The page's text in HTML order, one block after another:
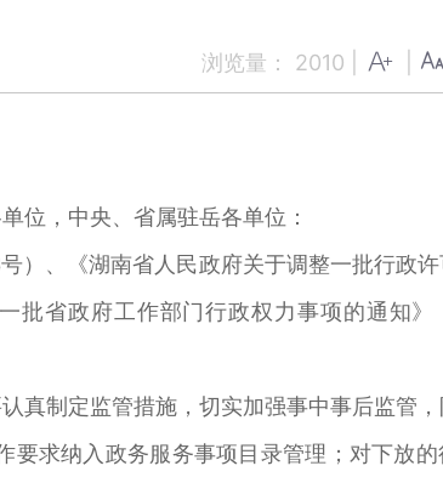
浏览量： 2010
位，中央、省属驻岳各单位：
）、《湖南省人民政府关于调整一批行政
批省政府工作部门行政权力事项的通知》
真制定监管措施，切实加强事中事后监管
求纳入政务服务事项目录管理；对下放